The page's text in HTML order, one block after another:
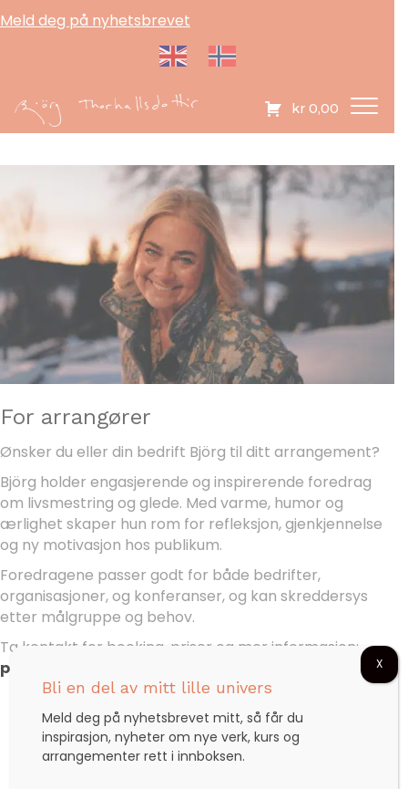
Meld deg på nyhetsbrevet
kr 0,00
For arrangører
Ønsker du eller din bedrift Björg til ditt arrangement?
Björg holder engasjerende og inspirerende foredrag
om livsmestring og glede. Med varme, humor og
ærlighet skaper hun rom for refleksjon, gjenkjennelse
og ny motivasjon hos publikum.
Foredragene passer godt for både bedrifter,
organisasjoner, og konferanser, og kan skreddersys
etter målgruppe og behov.
Ta kontakt for booking, priser og mer informasjon:
post@bjoerg.no
Bli en del av mitt lille univers
Meld deg på nyhetsbrevet mitt, så får du
inspirasjon, nyheter om nye verk, kurs og
arrangementer rett i innboksen.
X